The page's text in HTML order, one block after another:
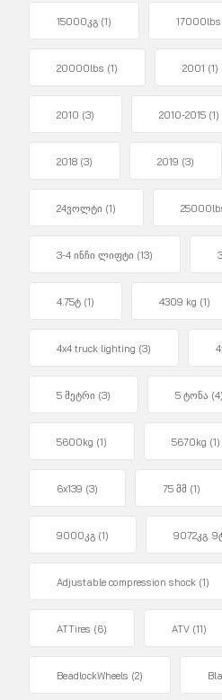
15000კგ (1) 17000lbs
20000lbs (1) 2001 (1)
2010 (3) 2010-2015 (1)
2018 (3) 2019 (3)
24ვოლტი (1)
3-4 ინჩი ლიფტი (13)
4.75ტ (1) 4309 kg (1)
4x4 truck lighting (3)
5 მეტრი (3) 5 ტონა (4)
5600kg (1) 5670kg (1)
6x139 (3) 75 მმ (1)
9000კგ (1) 9072კგ.
Adjustable compression shock (1)
ATTires (6) ATV (11)
BeadlockWheels (2)